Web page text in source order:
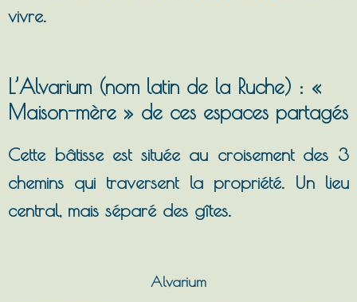
vivre.
L’Alvarium (nom latin de la Ruche) : «
Maison-mère » de ces espaces partagés
Cette bâtisse est située au croisement des 3
chemins qui traversent la propriété. Un lieu
central, mais séparé des gîtes.
Alvarium